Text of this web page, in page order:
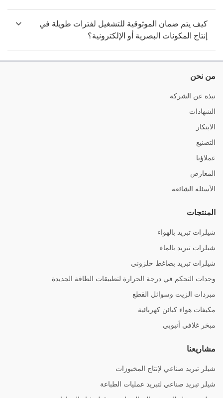
كيف يتم ضمان الموثوقية للتشغيل لفترات طويلة في
إنتاج المكونات البصرية أو الإلكترونية؟
من نحن
نبذة عن الشركة
الشهادات
الابتكار
التصنيع
عملاؤنا
المعارض
الأسئلة الشائعة
المنتجات
شيلرات تبريد بالهواء
شيلرات تبريد بالماء
شيلرات تبريد بضاغط حلزوني
وحدات التحكم في درجة الحرارة لتطبيقات الطاقة الجديدة
مبردات الزيت وسوائل القطع
مكيفات هواء كبائن كهربائية
مبخر غلافي أنبوبي
مشاريعنا
شيلر تبريد صناعي لإنتاج المخبوزات
شيلر تبريد صناعي لتبريد عمليات الطباعة